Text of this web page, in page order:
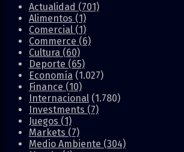
Actualidad (701)
Alimentos (1)
Comercial (1)
Commerce (6)
Cultura (60)
Deporte (65)
Economía (1.027)
Finance (10)
Internacional (1.780)
Investments (7)
Juegos (1)
Markets (7)
Medio Ambiente (304)